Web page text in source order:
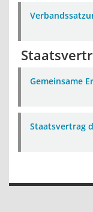
Gemeinsame
Staatsvertrag